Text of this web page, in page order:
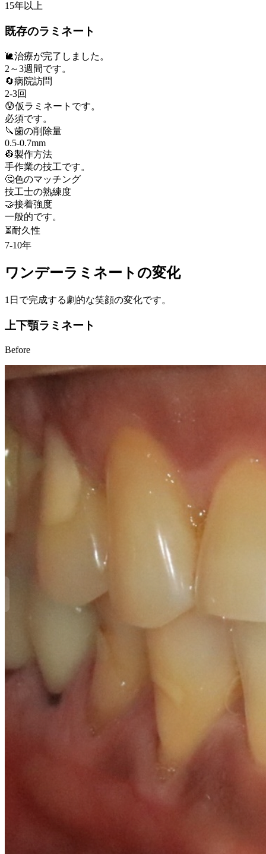
15年以上
既存のラミネート
🐌治療が完了しました。
2～3週間です。
🔄病院訪問
2-3回
😰仮ラミネートです。
必須です。
🔪歯の削除量
0.5-0.7mm
👷製作方法
手作業の技工です。
🤔色のマッチング
技工士の熟練度
🤝接着強度
一般的です。
⏳耐久性
7-10年
ワンデーラミネートの変化
1日で完成する劇的な笑顔の変化です。
上下顎ラミネート
Before